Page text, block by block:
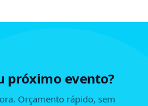
próximo evento?
Orçamento rápido, sem